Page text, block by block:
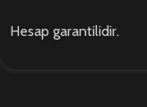
Hesap garantilidir.